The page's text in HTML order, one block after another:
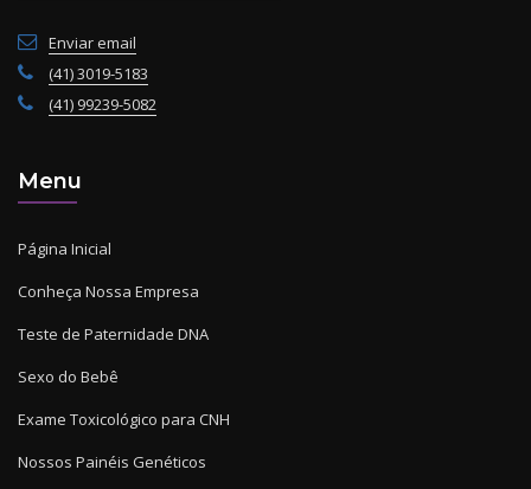
Enviar email
(41) 3019-5183
(41) 99239-5082
Menu
Página Inicial
Conheça Nossa Empresa
Teste de Paternidade DNA
Sexo do Bebê
Exame Toxicológico para CNH
Nossos Painéis Genéticos